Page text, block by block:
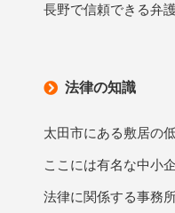
長野で信頼できる弁
法律の知識
太田市にある敷居の
ここには有名な中小
法律に関係する事務